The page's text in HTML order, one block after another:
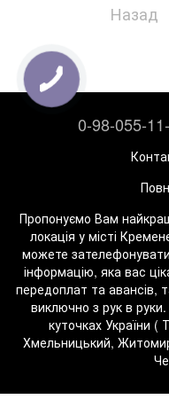
Назад
0-98-055-
Пропонуємо Вам
локація у місті
можете
інформацію, яка вас
передоплат та авансів,
виключно з рук в
куточках України (
Хмельницький,